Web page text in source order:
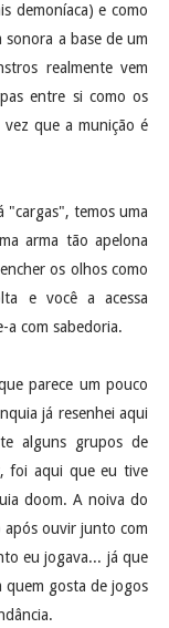
demoníaca) e como
a base de um
realmente vem
entre si como os
que a munição é
"cargas", temos uma
arma tão apelona
os olhos como
e você a acessa
a com sabedoria.
parece um pouco
já resenhei aqui
alguns grupos de
foi aqui que eu tive
doom. A noiva do
ouvir junto com
eu jogava... já que
quem gosta de jogos